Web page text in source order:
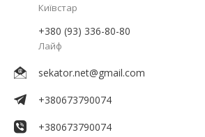
Київстар
+380 (93) 336-80-80
Лайф
sekator.net@gmail.com
+380673790074
+380673790074